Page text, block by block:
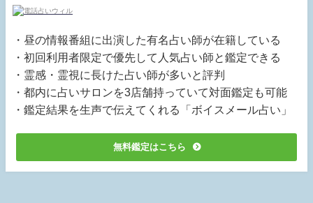
・昼の情報番組に出演した有名占い師が在籍している
・初回利用者限定で優先して人気占い師と鑑定できる
・霊感・霊視に長けた占い師が多いと評判
・都内に占いサロンを3店舗持っていて対面鑑定も可能
・鑑定結果を生声で伝えてくれる「ボイスメール占い」
無料鑑定はこちら